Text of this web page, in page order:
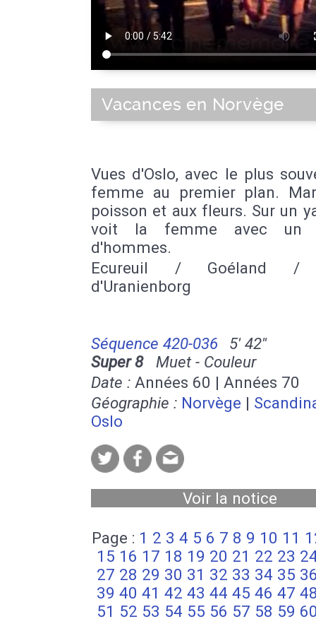
Vacances en Norvège
Vues d'Oslo, avec le plus
femme au premier plan.
poisson et aux fleurs. Sur un
voit la femme avec un
d'hommes.
Ecureuil / Goéland /
d'Uranienborg
Séquence 420-036
5' 42''
Super 8Muet - Couleur
Date : Années 60 | Années 70
Géographie : Norvège |
Oslo
Voir la notice
Page : 1 2 3 4 5 6 7 8 9 10 11
15 16 17 18 19 20 21 22 23
27 28 29 30 31 32 33 34 35
39 40 41 42 43 44 45 46 47
51 52 53 54 55 56 57 58 59